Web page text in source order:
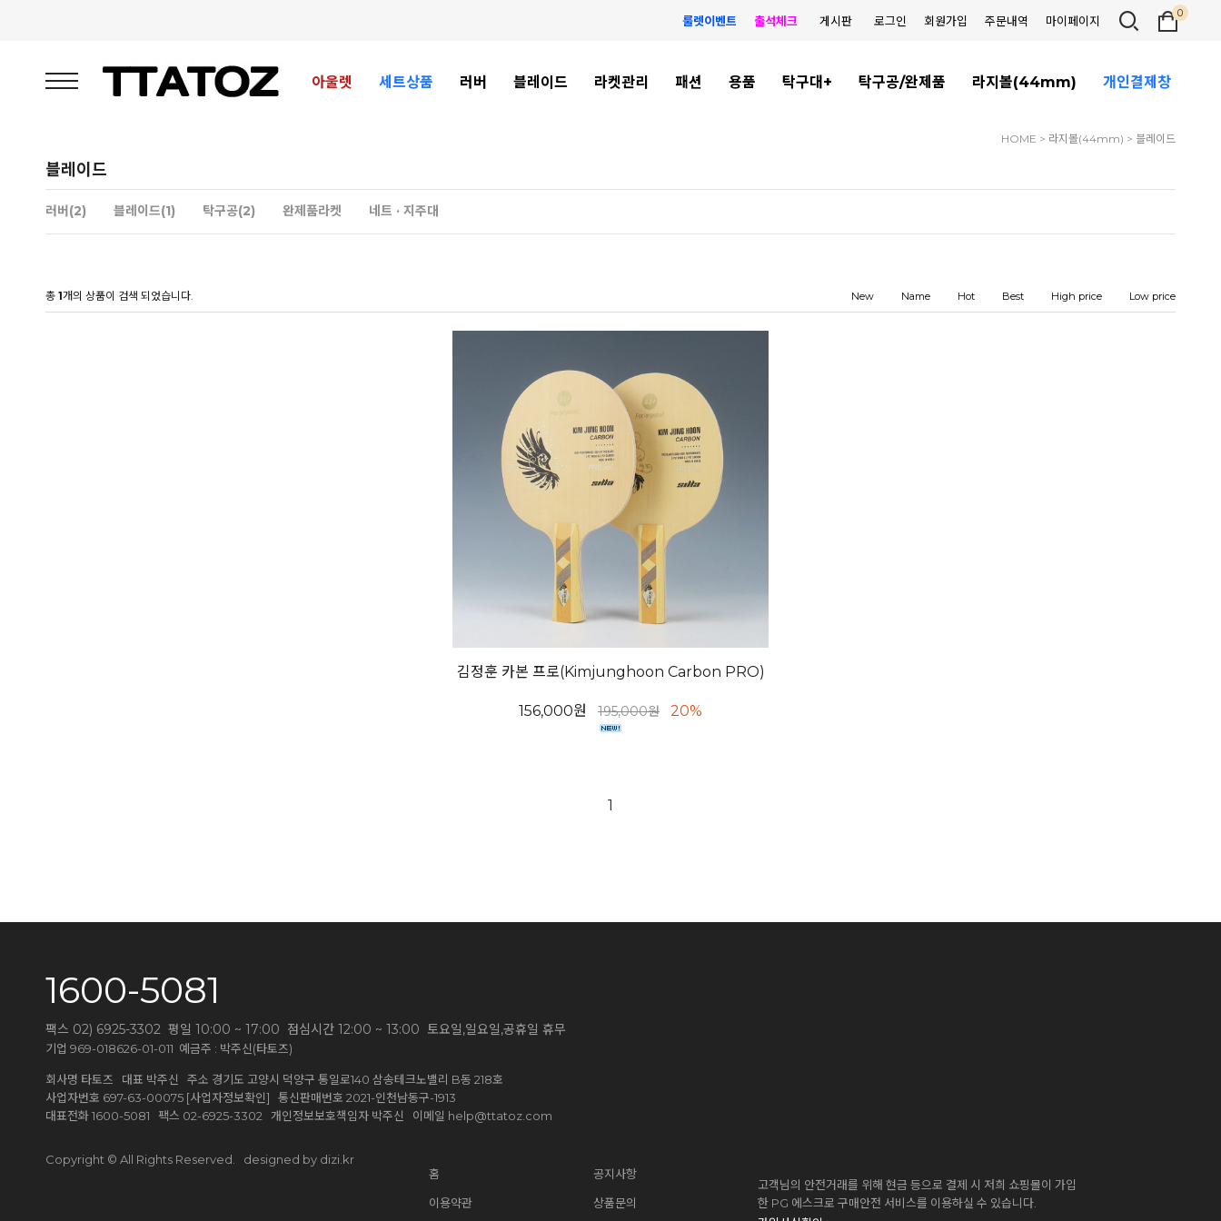
룰렛이벤트 출석체크 게시판 로그인 회원가입 주문내역 마이페이지
0
아울렛 세트상품 러버 블레이드 라켓관리 패션 용품 탁구대+ 탁구공/완제품 라지볼(44mm) 개인결제창
HOME > 라지볼(44mm) > 블레이드
블레이드
러버(2) 블레이드(1) 탁구공(2) 완제품라켓 네트 · 지주대
총 1개의 상품이 검색 되었습니다. New Name Hot Best High price Low price
김정훈 카본 프로(Kimjunghoon Carbon PRO)
156,000원 195,000원 20%
1
1600-5081
팩스 02) 6925-3302 평일 10:00 ~ 17:00 점심시간 12:00 ~ 13:00 토요일,일요일,공휴일 휴무
기업 969-018626-01-011 예금주 : 박주신(타토즈)
회사명 타토즈 대표 박주신 주소 경기도 고양시 덕양구 통일로140 삼송테크노밸리 B동 218호
사업자번호 697-63-00075 [사업자정보확인] 통신판매번호 2021-인천남동구-1913
대표전화 1600-5081 팩스 02-6925-3302 개인정보보호책임자 박주신 이메일 help@ttatoz.com
Copyright © All Rights Reserved. designed by dizi.kr
홈
이용약관
공지사항
상품문의
고객님의 안전거래를 위해 현금 등으로 결제 시 저희 쇼핑몰이 가입
한 PG 에스크로 구매안전 서비스를 이용하실 수 있습니다.